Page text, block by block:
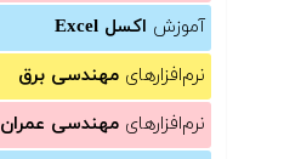
آموزش اکسل Excel
نرم‌افزارهای مهندسی برق
نرم‌افزارهای مهندسی عمران